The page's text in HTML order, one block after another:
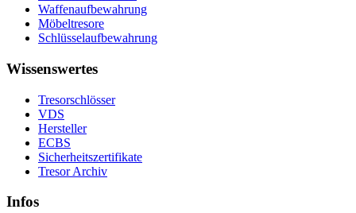
Waffenaufbewahrung
Möbeltresore
Schlüsselaufbewahrung
Wissenswertes
Tresorschlösser
VDS
Hersteller
ECBS
Sicherheitszertifikate
Tresor Archiv
Infos